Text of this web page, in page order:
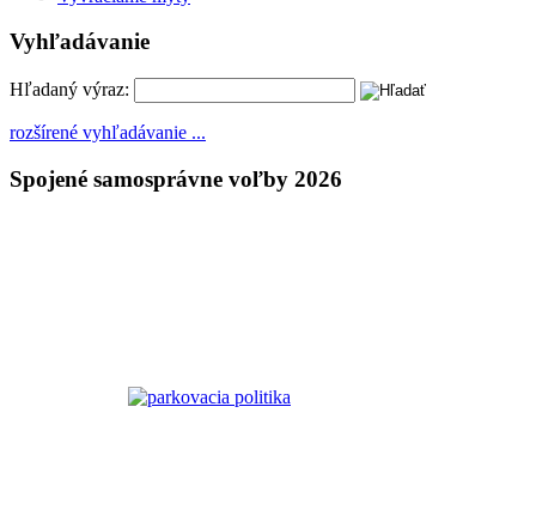
Vyhľadávanie
Hľadaný výraz:
rozšírené vyhľadávanie ...
Spojené samosprávne voľby 2026